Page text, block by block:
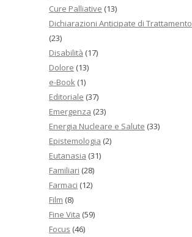
Cure Palliative (13)
Dichiarazioni Anticipate di Trattamento
(23)
Disabilità (17)
Dolore (13)
e-Book (1)
Editoriale (37)
Emergenza (23)
Energia Nucleare e Salute (33)
Epistemologia (2)
Eutanasia (31)
Familiari (28)
Farmaci (12)
Film (8)
Fine Vita (59)
Focus (46)